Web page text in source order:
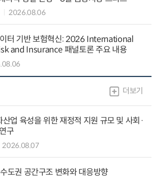
2026.08.06
터 기반 보험혁신: 2026 International
and Insurance 패널토론 주요 내용
더보기
업 육성을 위한 재정적 지원 규모 및 사회·
구
2026.08.07
도권 공간구조 변화와 대응방향